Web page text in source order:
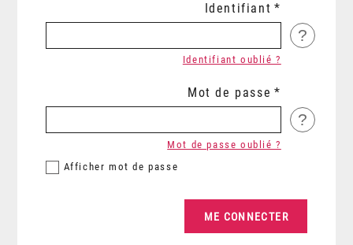
Identifiant
?
Identifiant oublié ?
Mot de passe
?
Afficher mot de passe
Mot de passe oublié ?